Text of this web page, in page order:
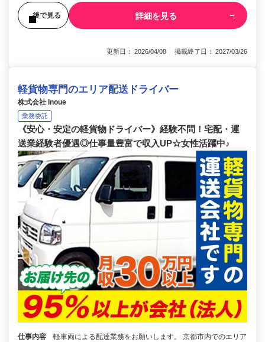
後で見る 詳細を見る
更新日： 2026/04/08 掲載終了日： 2027/03/26
軽貨物専門のエリア配送ドライバー
株式会社 Inoue
業務委託
《安心・安定の軽貨物ドライバー》経験不問！宅配・運
送業経験者優遇◎仕事量豊富で収入UP☆女性活躍中♪
仕事内容
軽車両による配達業務をお願いします。 京都市内でのエリア